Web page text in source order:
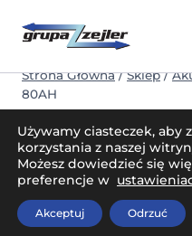
Strona Główna / Sklep /
80AH
Używamy ciasteczek, aby
korzystania z naszej
Możesz dowiedzieć się
preferencje w
Akceptuj Odrzuć